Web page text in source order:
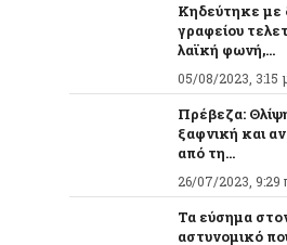
Κηδεύτηκε με
γραφείου
λαϊκή φωνή,...
05/08/2023, 3:15
Πρέβεζα:
ξαφνική και
από τη...
26/07/2023, 9:29
Τα εύσημα
αστυνομικό